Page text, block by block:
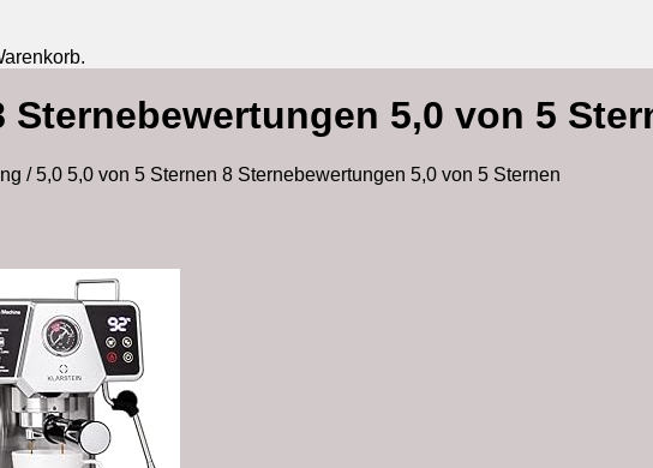
Sternebewertungen 5,0 von 5
/5,0 5,0 von 5 Sternen 8 Sternebewertungen 5,0 von 5 Sternen